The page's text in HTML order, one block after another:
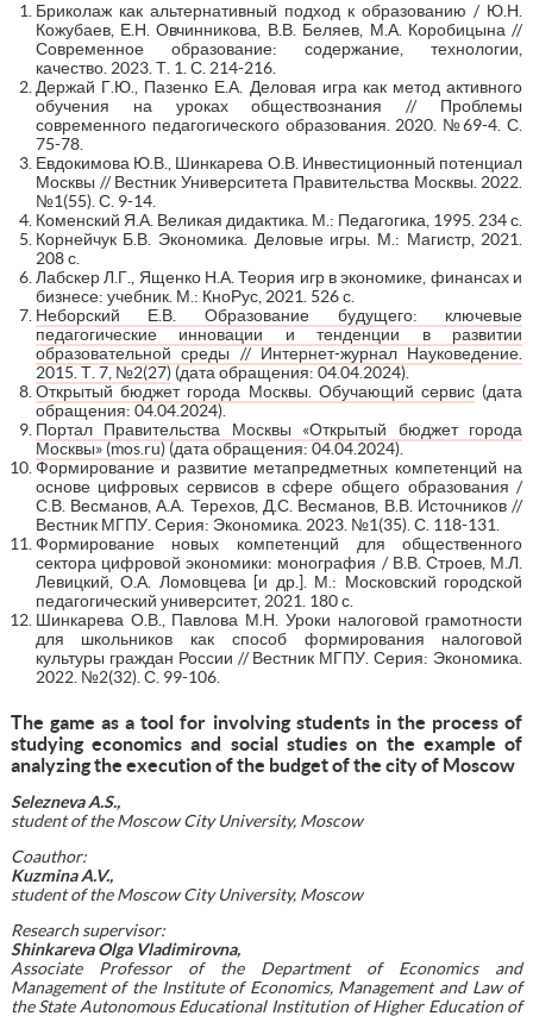
Бриколаж как альтернативный подход к образованию / Ю.Н.
Кожубаев, Е.Н. Овчинникова, В.В. Беляев, М.А. Коробицына //
Современное образование: содержание, технологии,
качество. 2023. Т. 1. С. 214-216.
Держай Г.Ю., Пазенко Е.А. Деловая игра как метод активного
обучения на уроках обществознания // Проблемы
современного педагогического образования. 2020. №69-4. С.
75-78.
Евдокимова Ю.В., Шинкарева О.В. Инвестиционный потенциал
Москвы // Вестник Университета Правительства Москвы. 2022.
№1(55). С. 9-14.
Коменский Я.А. Великая дидактика. М.: Педагогика, 1995. 234 с.
Корнейчук Б.В. Экономика. Деловые игры. М.: Магистр, 2021.
208 с.
Лабскер Л.Г., Ященко Н.А. Теория игр в экономике, финансах и
бизнесе: учебник. М.: КноРус, 2021. 526 с.
Неборский Е.В. Образование будущего: ключевые
педагогические инновации и тенденции в развитии
образовательной среды // Интернет-журнал Науковедение.
2015. Т. 7, №2(27)(дата обращения: 04.04.2024).
Открытый бюджет города Москвы. Обучающий сервис (дата
обращения: 04.04.2024).
Портал Правительства Москвы «Открытый бюджет города
Москвы» (mos.ru)(дата обращения: 04.04.2024).
Формирование и развитие метапредметных компетенций на
основе цифровых сервисов в сфере общего образования /
С.В. Весманов, А.А. Терехов, Д.С. Весманов, В.В. Источников //
Вестник МГПУ. Серия: Экономика. 2023. №1(35). С. 118-131.
Формирование новых компетенций для общественного
сектора цифровой экономики: монография / В.В. Строев, М.Л.
Левицкий, О.А. Ломовцева [и др.]. М.: Московский городской
педагогический университет, 2021. 180 с.
Шинкарева О.В., Павлова М.Н. Уроки налоговой грамотности
для школьников как способ формирования налоговой
культуры граждан России // Вестник МГПУ. Серия: Экономика.
2022. №2(32). С. 99-106.
The game as a tool for involving students in the process of
studying economics and social studies on the example of
analyzing the execution of the budget of the city of Moscow
Selezneva A.S.,
student of the Moscow City University, Moscow
Coauthor:
Kuzmina A.V.,
student of the Moscow City University, Moscow
Research supervisor:
Shinkareva Olga Vladimirovna,
Associate Professor of the Department of Economics and
Management of the Institute of Economics, Management and Law of
the State Autonomous Educational Institution of Higher Education of